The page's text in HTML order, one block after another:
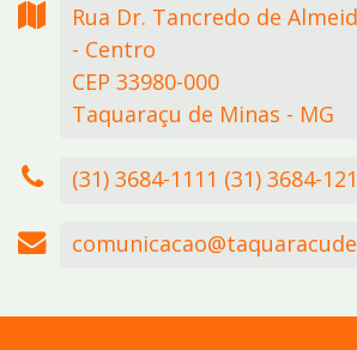
Rua Dr. Tancredo de
- Centro
CEP 33980-000
Taquaraçu de Minas - MG
(31) 3684-1111 (31) 3684-